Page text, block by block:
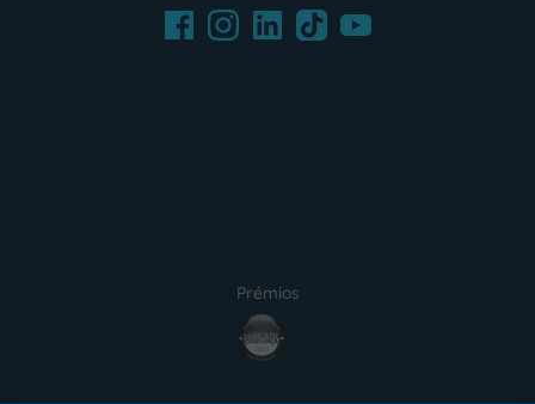
FacebookInstagramLinkedInTikTokYoutube
Prémios